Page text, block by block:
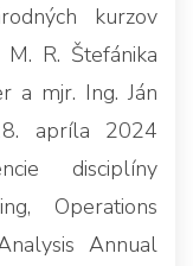
kurzov
R. Štefánika
a mjr. Ing. Ján
apríla 2024
disciplíny
Operations
Annual